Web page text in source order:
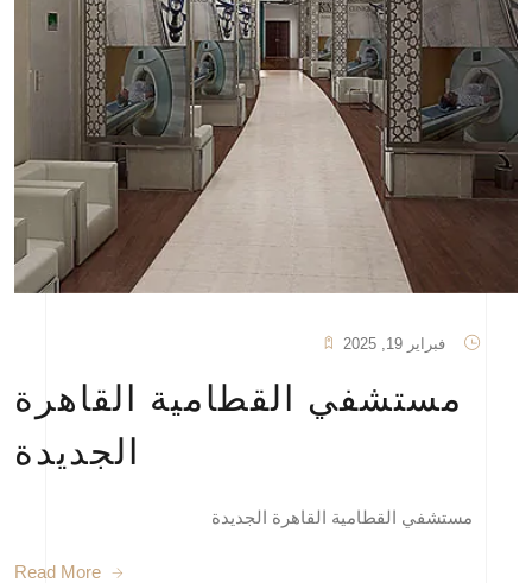
فبراير 19, 2025
مستشفي القطامية القاهرة
الجديدة
مستشفي القطامية القاهرة الجديدة
Read More